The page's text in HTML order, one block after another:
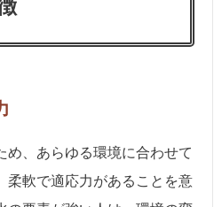
め、あらゆる環境に合わせて
柔軟で適応力があることを意